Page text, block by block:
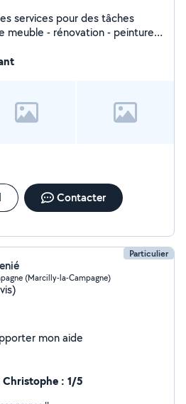
services pour des tâches
meuble - rénovation - peinture -
montage vidéo
Contacter
Particulier
(Marcilly-la-Campagne)
mon aide
Christophe : 1/5